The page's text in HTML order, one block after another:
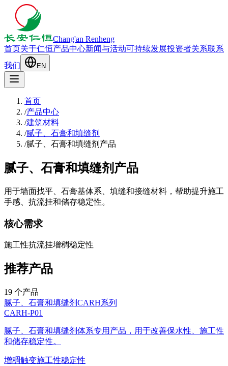
Chang'an Renheng
首页关于仁恒产品中心新闻与活动可持续发展投资者关系联系
我们
EN
首页
/产品中心
/建筑材料
/腻子、石膏和填缝剂
/腻子、石膏和填缝剂产品
腻子、石膏和填缝剂产品
用于墙面找平、石膏基体系、填缝和接缝材料，帮助提升施工
手感、抗流挂和储存稳定性。
核心需求
施工性抗流挂增稠稳定性
推荐产品
19 个产品
腻子、石膏和填缝剂 CARH系列
CARH-P01
腻子、石膏和填缝剂体系专用产品，用于改善保水性、施工性
和储存稳定性。
增稠触变施工性稳定性